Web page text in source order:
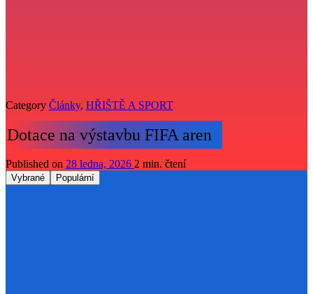
Category Články, HŘIŠTĚ A SPORT
Dotace na výstavbu FIFA aren
Published on 28 ledna, 2026 2 min. čtení
Vybrané Populární